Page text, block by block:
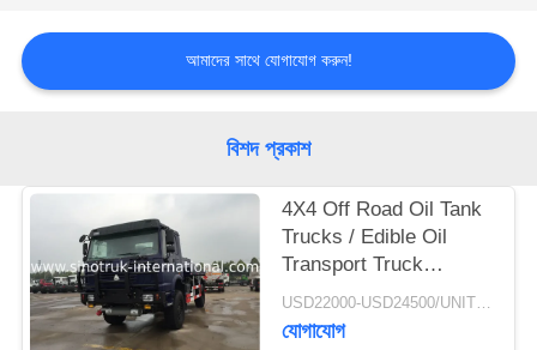
একটি
করুন
সাইট
ম্যাপ
আমাদের সাথে যোগাযোগ করুন!
বিশদ প্রকাশ
4X4 Off Road Oil Tank
Trucks / Edible Oil
Transport Truck
Hydraulically Clutch
USD22000-USD24500/UNIT)negotiation MOQ:1 Unit
যোগাযোগ